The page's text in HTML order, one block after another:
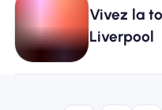
Vivez la
Liverpool